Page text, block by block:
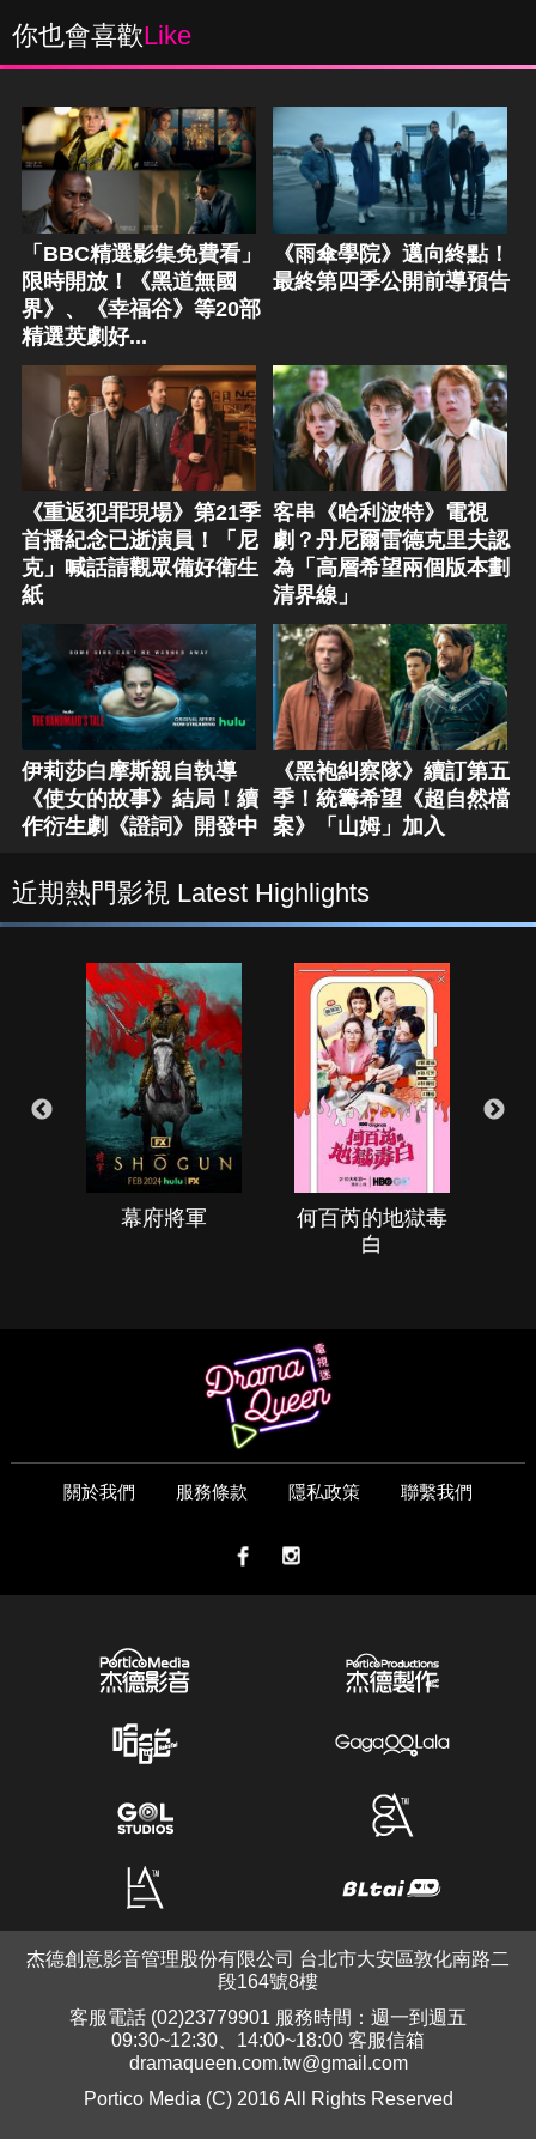
你也會喜歡Like
「BBC精選影集免費看」
限時開放！《黑道無國
界》、《幸福谷》等20部
精選英劇好...
《雨傘學院》邁向終點！
最終第四季公開前導預告
《重返犯罪現場》第21季
首播紀念已逝演員！「尼
克」喊話請觀眾備好衛生
紙
客串《哈利波特》電視
劇？丹尼爾雷德克里夫認
為「高層希望兩個版本劃
清界線」
伊莉莎白摩斯親自執導
《使女的故事》結局！續
作衍生劇《證詞》開發中
《黑袍糾察隊》續訂第五
季！統籌希望《超自然檔
案》「山姆」加入
近期熱門影視 Latest Highlights
幕府將軍
何百芮的地獄毒
白
關於我們 服務條款 隱私政策 聯繫我們
杰德創意影音管理股份有限公司 台北市大安區敦化南路二
段164號8樓
客服電話 (02)23779901 服務時間：週一到週五
09:30~12:30、14:00~18:00 客服信箱
dramaqueen.com.tw@gmail.com
Portico Media (C) 2016 All Rights Reserved